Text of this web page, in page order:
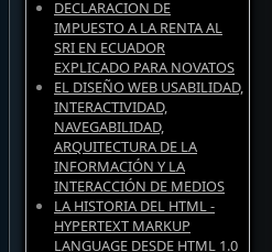
DECLARACION DE
IMPUESTO A LA RENTA AL
SRI EN ECUADOR
EXPLICADO PARA NOVATOS
EL DISEÑO WEB USABILIDAD,
INTERACTIVIDAD,
NAVEGABILIDAD,
ARQUITECTURA DE LA
INFORMACIÓN Y LA
INTERACCIÓN DE MEDIOS
LA HISTORIA DEL HTML -
HYPERTEXT MARKUP
LANGUAGE DESDE HTML 1.0